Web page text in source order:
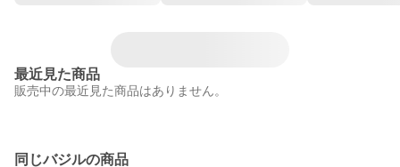
最近見た商品
販売中の最近見た商品はありません。
同じバジルの商品